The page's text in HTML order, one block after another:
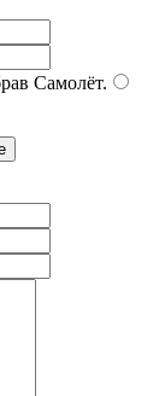
Самолёт.